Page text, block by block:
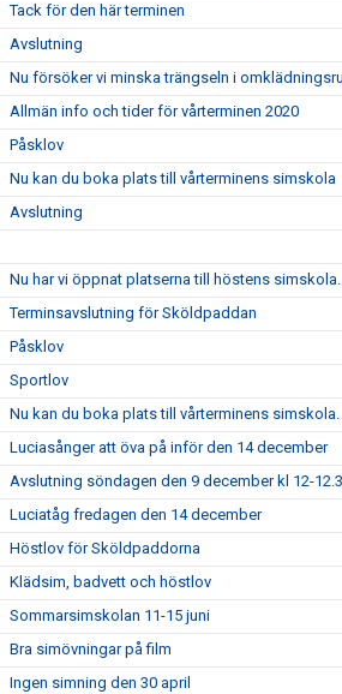
Tack för den här terminen
Avslutning
Nu försöker vi minska trängseln i
Allmän info och tider för vårterminen 2020
Påsklov
Nu kan du boka plats till vårterminens simskola
Avslutning
Nu har vi öppnat platserna till höstens simskola.
Terminsavslutning för Sköldpaddan
Påsklov
Sportlov
Nu kan du boka plats till vårterminens simskola.
Luciasånger att öva på inför den 14 december
Avslutning söndagen den 9 december kl 12-
Luciatåg fredagen den 14 december
Höstlov för Sköldpaddorna
Klädsim, badvett och höstlov
Sommarsimskolan 11-15 juni
Bra simövningar på film
Ingen simning den 30 april